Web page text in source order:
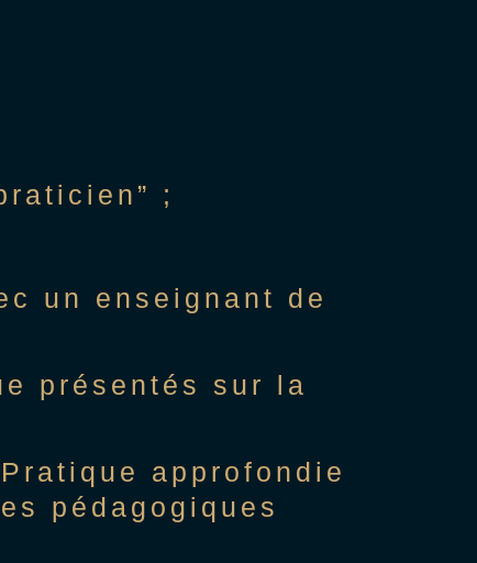
;
un enseignant de
présentés sur la
approfondie
pédagogiques